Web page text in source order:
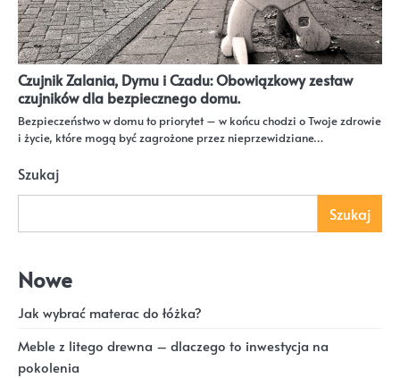
Czujnik Zalania, Dymu i Czadu: Obowiązkowy zestaw
czujników dla bezpiecznego domu.
Bezpieczeństwo w domu to priorytet – w końcu chodzi o Twoje zdrowie
i życie, które mogą być zagrożone przez nieprzewidziane…
Szukaj
Szukaj
Nowe
Jak wybrać materac do łóżka?
Meble z litego drewna – dlaczego to inwestycja na
pokolenia